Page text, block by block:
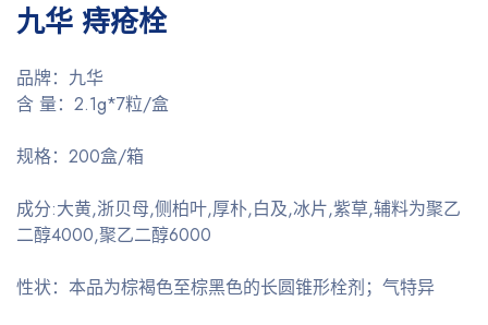
九华 痔疮栓
品牌：九华
含 量：2.1g*7粒/盒
规格：200盒/箱
成分:大黄,浙贝母,侧柏叶,厚朴,白及,冰片,紫草,辅料为聚乙
二醇4000,聚乙二醇6000
性状： 本品为棕褐色至棕黑色的长圆锥形栓剂； 气特异